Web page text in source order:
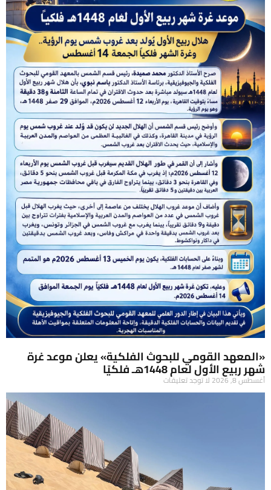
«المعهد القومي للبحوث الفلكية» يعلن موعد غرة
شهر ربيع الأول لعام 1448هـ فلكيًا
أغسطس 8, 2026 لا توجد تعليقات